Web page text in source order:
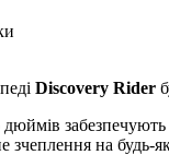
Discovery Rider
зчеплення на будь-